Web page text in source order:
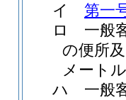
イ
第一
ロ
一般
の便所
メート
ハ
一般